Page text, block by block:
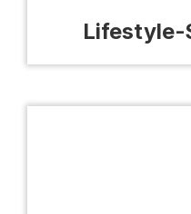
Lifestyle-